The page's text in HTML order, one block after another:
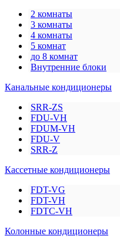
2 комнаты
3 комнаты
4 комнаты
5 комнат
до 8 комнат
Внутренние блоки
Канальные кондиционеры
SRR-ZS
FDU-VH
FDUM-VH
FDU-V
SRR-Z
Кассетные кондиционеры
FDT-VG
FDT-VH
FDTC-VH
Колонные кондиционеры